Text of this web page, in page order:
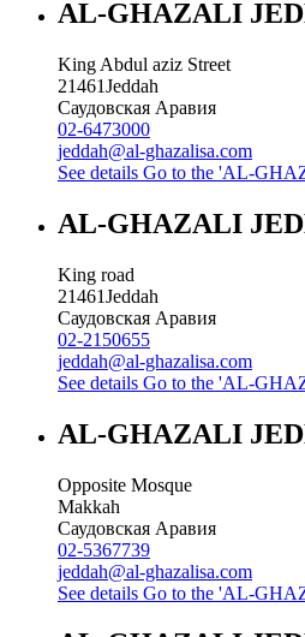
AL-GHAZALI
King Abdul aziz Street
21461Jeddah
Саудовская Аравия
02-6473000
jeddah@al-ghazalisa.com
See details Go to the 'AL-
AL-GHAZALI
King road
21461Jeddah
Саудовская Аравия
02-2150655
jeddah@al-ghazalisa.com
See details Go to the 'AL-
AL-GHAZALI
Opposite Mosque
Makkah
Саудовская Аравия
02-5367739
jeddah@al-ghazalisa.com
See details Go to the 'AL-